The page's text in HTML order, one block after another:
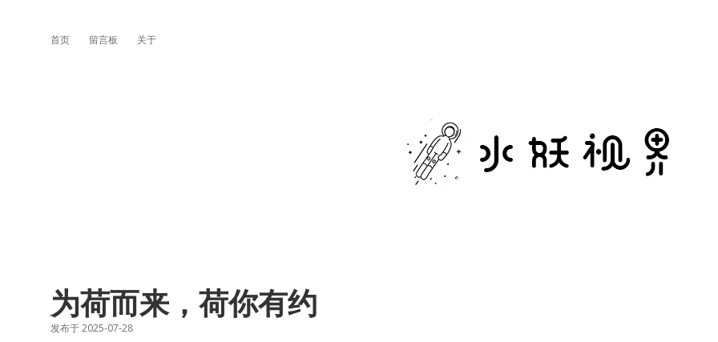
首页 留言板 关于
水
妖
为荷而来，荷你有约
发布于 2025-07-28